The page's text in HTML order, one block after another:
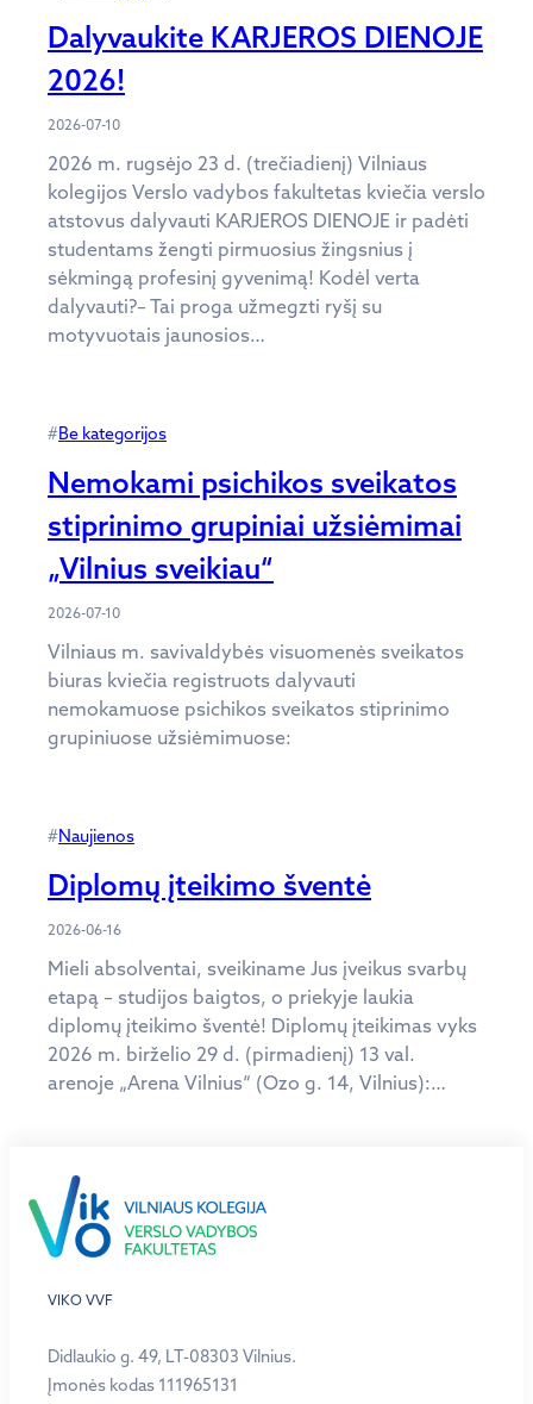
Dalyvaukite KARJEROS DIENOJE
2026!
2026-07-10
2026 m. rugsėjo 23 d. (trečiadienį) Vilniaus
kolegijos Verslo vadybos fakultetas kviečia verslo
atstovus dalyvauti KARJEROS DIENOJE ir padėti
studentams žengti pirmuosius žingsnius į
sėkmingą profesinį gyvenimą! Kodėl verta
dalyvauti?– Tai proga užmegzti ryšį su
motyvuotais jaunosios…
#Be kategorijos
Nemokami psichikos sveikatos
stiprinimo grupiniai užsiėmimai
„Vilnius sveikiau“
2026-07-10
Vilniaus m. savivaldybės visuomenės sveikatos
biuras kviečia registruots dalyvauti
nemokamuose psichikos sveikatos stiprinimo
grupiniuose užsiėmimuose:
#Naujienos
Diplomų įteikimo šventė
2026-06-16
Mieli absolventai, sveikiname Jus įveikus svarbų
etapą – studijos baigtos, o priekyje laukia
diplomų įteikimo šventė! Diplomų įteikimas vyks
2026 m. birželio 29 d. (pirmadienį) 13 val.
arenoje „Arena Vilnius“ (Ozo g. 14, Vilnius):…
VIKO VVF
Didlaukio g. 49, LT-08303 Vilnius.
Įmonės kodas 111965131